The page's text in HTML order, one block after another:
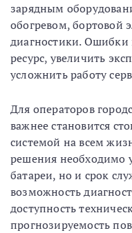
зарядным
обогревом, бортовой
диагностики. Ошибки
ресурс, увеличить
усложнить работу
Для операторов
важнее становится
системой на всем
решения необходимо
батареи, но и срок
возможность
доступность
прогнозируемость